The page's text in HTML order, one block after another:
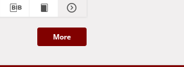
More